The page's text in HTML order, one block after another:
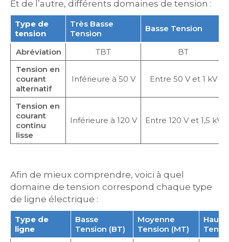
Et de l’autre, différents domaines de tension :
Type de
tension
Très Basse
Tension
Basse Tension
Abréviation TBT
BT
Tension en
courant
alternatif
Inférieure à 50 V Entre 50 V et 1 kV
Tension en
courant
continu
lisse
Inférieure à 120 V Entre 120 V et 1,5 kV
Afin de mieux comprendre, voici à quel
domaine de tension correspond chaque type
de ligne électrique :
Type de
ligne
Basse
Tension (BT)
Moyenne
Tension (MT)
Haute